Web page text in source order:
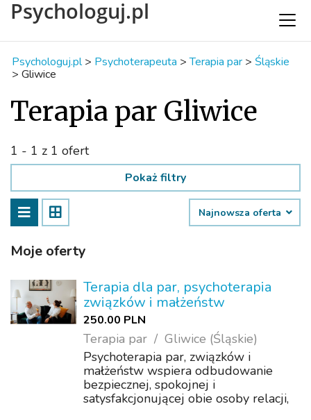
Psychologuj.pl
Psychologuj.pl > Psychoterapeuta >Terapia par > Śląskie
> Gliwice
Terapia par Gliwice
1 - 1 z 1 ofert
Pokaż filtry
Najnowsza oferta
Moje oferty
Terapia dla par, psychoterapia
związków i małżeństw
250.00 PLN
Terapia par
Gliwice (Śląskie)
Psychoterapia par, związków i
małżeństw wspiera odbudowanie
bezpiecznej, spokojnej i
satysfakcjonującej obie osoby relacji,